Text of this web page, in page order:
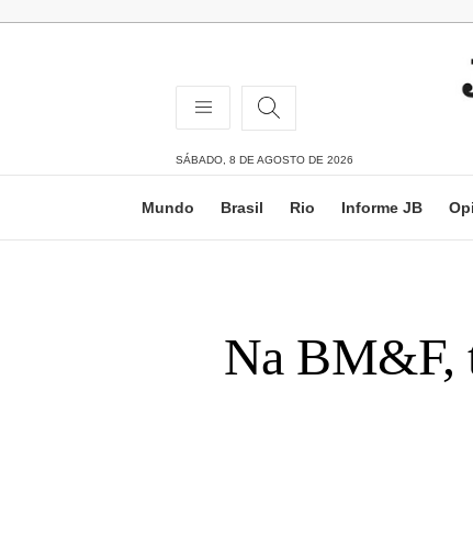
SÁBADO, 8 DE AGOSTO DE 2026
Mundo Brasil Rio Informe JB
Na BM&F,